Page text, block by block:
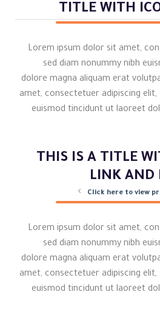
TITLE WITH
Lorem ipsum dolor sit amet,
sed diam nonummy nibh
dolore magna aliquam erat
amet, consectetuer adipiscing elit,
euismod tincidunt ut laoreet
THIS IS A TITLE
LINK AND
Click here to view
Lorem ipsum dolor sit amet,
sed diam nonummy nibh
dolore magna aliquam erat
amet, consectetuer adipiscing elit,
euismod tincidunt ut laoreet